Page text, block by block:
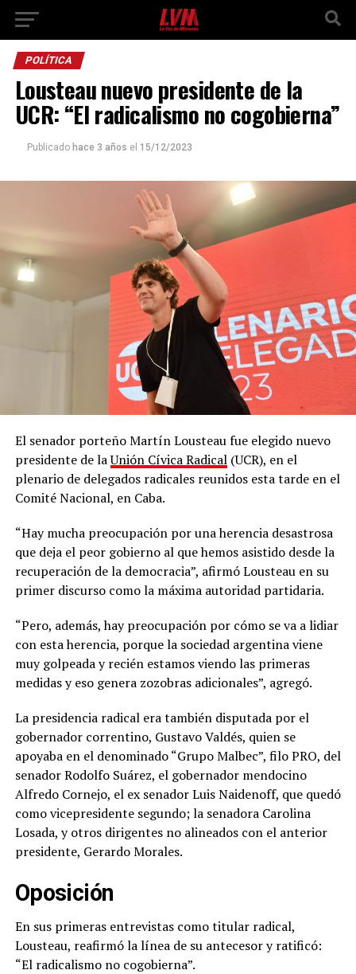
POLÍTICA
Lousteau nuevo presidente de la
UCR: “El radicalismo no cogobierna”
Publicado hace 3 años el 15/12/2023
El senador porteño Martín Lousteau fue elegido nuevo
presidente de laUnión Cívica Radical(UCR), en el
plenario de delegados radicales reunidos esta tarde en el
Comité Nacional, en Caba.
“Hay mucha preocupación por una herencia desastrosa
que deja el peor gobierno al que hemos asistido desde la
recuperación de la democracia”, afirmó Lousteau en su
primer discurso como la máxima autoridad partidaria.
“Pero, además, hay preocupación por cómo se va a lidiar
con esta herencia, porque la sociedad argentina viene
muy golpeada y recién estamos viendo las primeras
medidas y eso genera zozobras adicionales”, agregó.
La presidencia radical era también disputada por el
gobernador correntino, Gustavo Valdés, quien se
apoyaba en el denominado “Grupo Malbec”, filo PRO, del
senador Rodolfo Suárez, el gobernador mendocino
Alfredo Cornejo, el ex senador Luis Naidenoff, que quedó
como vicepresidente segundo; la senadora Carolina
Losada, y otros dirigentes no alineados con el anterior
presidente, Gerardo Morales.
Oposición
En sus primeras entrevistas como titular radical,
Lousteau, reafirmó la línea de su antecesor y ratificó:
“El radicalismo no cogobierna”.